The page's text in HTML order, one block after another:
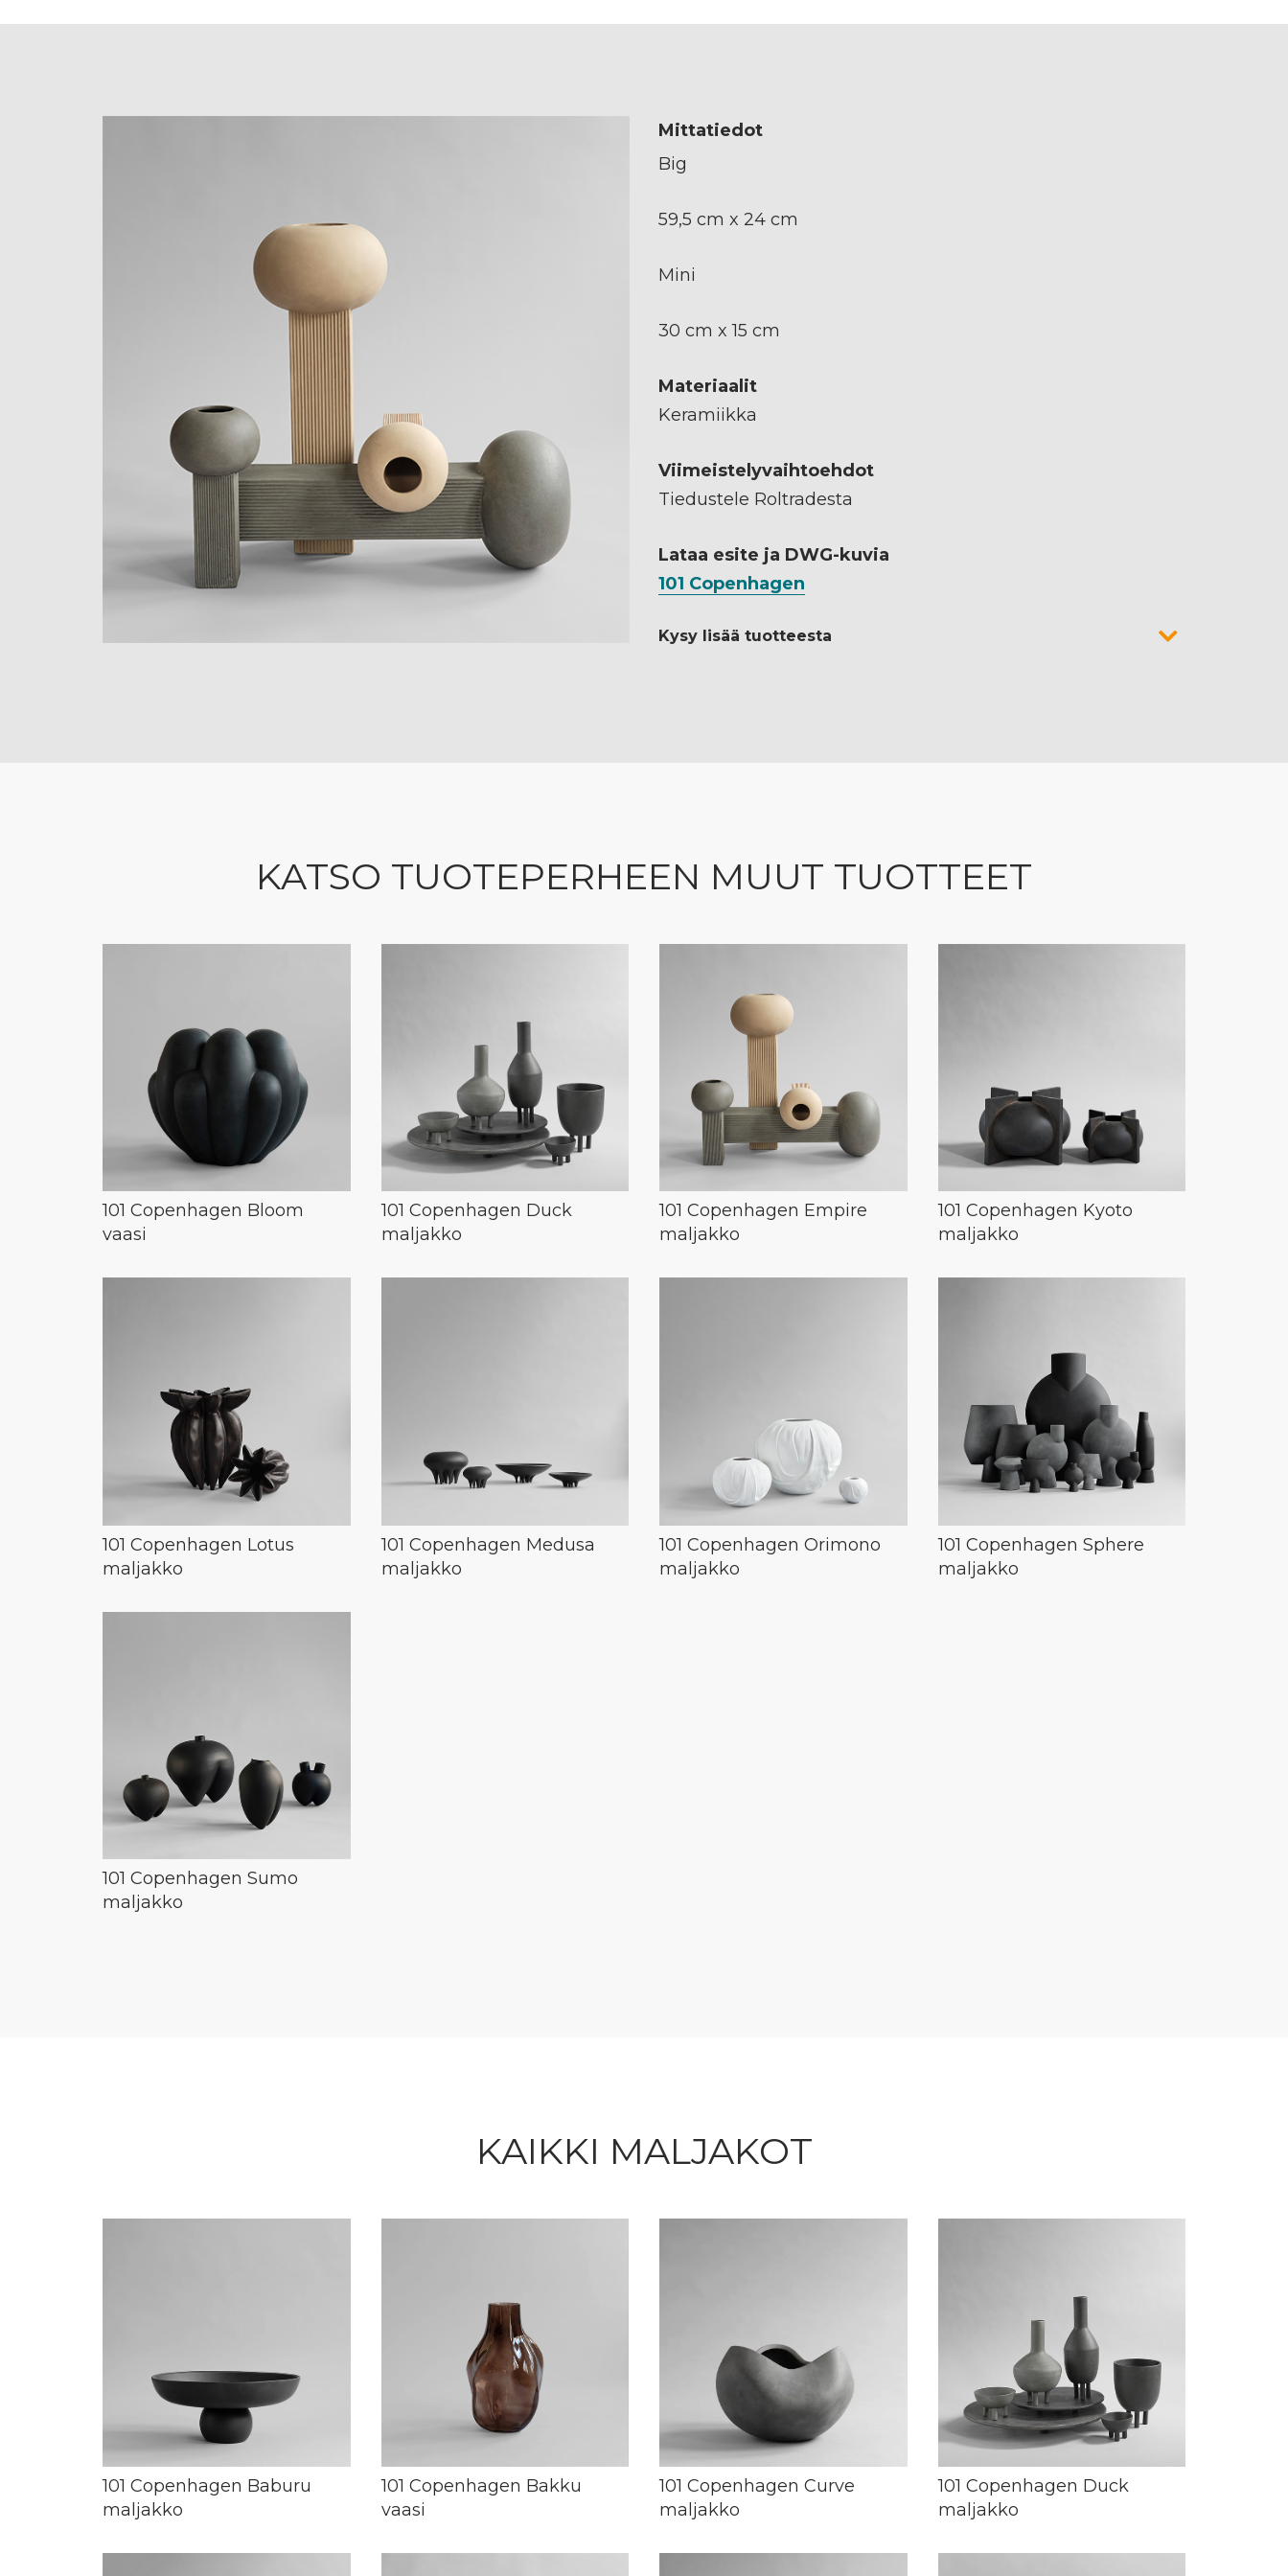
Mittatiedot
Big
59,5 cm x 24 cm
Mini
30 cm x 15 cm
Materiaalit
Keramiikka
Viimeistelyvaihtoehdot
Tiedustele Roltradesta
Lataa esite ja DWG-kuvia
101 Copenhagen
Kysy lisää tuotteesta
KATSO TUOTEPERHEEN MUUT TUOTTEET
101 Copenhagen Bloom
vaasi
101 Copenhagen Duck
maljakko
101 Copenhagen Empire
maljakko
101 Copenhagen Kyoto
maljakko
101 Copenhagen Lotus
maljakko
101 Copenhagen Medusa
maljakko
101 Copenhagen Orimono
maljakko
101 Copenhagen Sphere
maljakko
101 Copenhagen Sumo
maljakko
KAIKKI MALJAKOT
101 Copenhagen Baburu
maljakko
101 Copenhagen Bakku
vaasi
101 Copenhagen Curve
maljakko
101 Copenhagen Duck
maljakko